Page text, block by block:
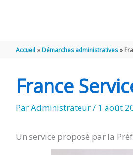
TITRE)
Accueil Démarches administratives
France
ParAdministrateur/ 1 août
Un service proposé par la